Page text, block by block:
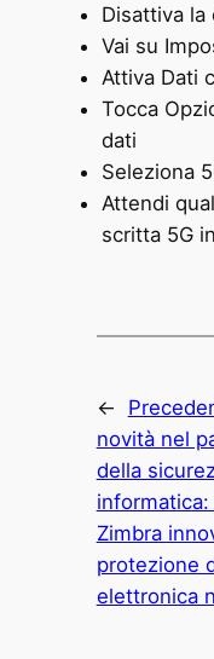
Disattiva la
Vai su
Attiva Dati
Tocca
dati
Seleziona
Attendi
scritta 5G
←
novità nel
della
informatica:
Zimbra
protezione
elettronica